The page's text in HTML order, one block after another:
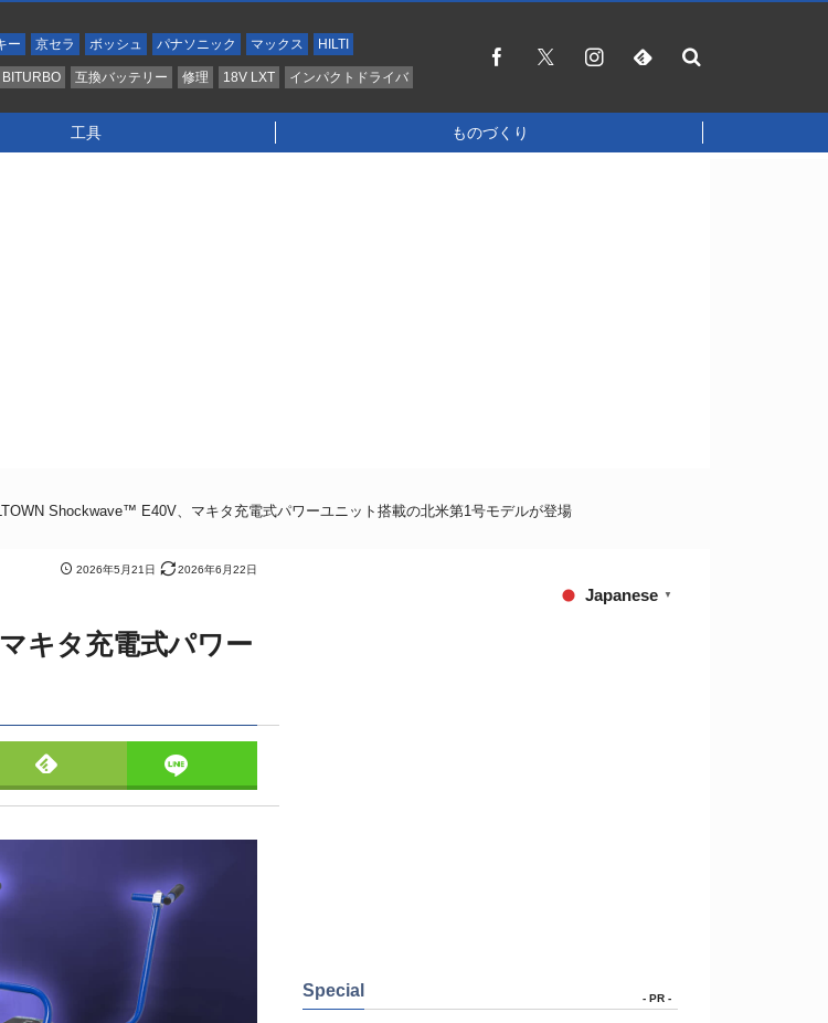
ー 京セラ ボッシュ パナソニック マックス HILTI
BITURBO 互換バッテリー 修理 18V LXT インパクトドライバ
工具 ものづくり
Shockwave™ E40V、マキタ充電式パワーユニット搭載の北米第1号モデルが登場
2026年5月21日 2026年6月22日
キタ充電式パワー
Japanese ▼
Special - PR -